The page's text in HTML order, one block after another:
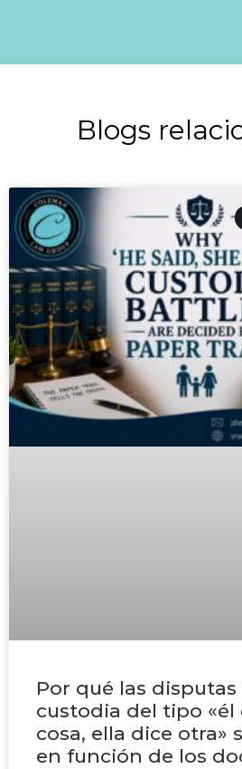
Blogs
Por qué las disputas
custodia del tipo «él
cosa, ella dice otra»
en función de los